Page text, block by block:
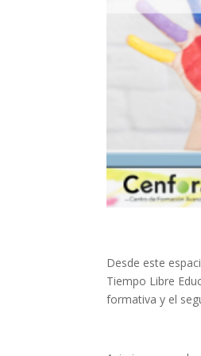
Desde este
Tiempo Libre
formativa y el